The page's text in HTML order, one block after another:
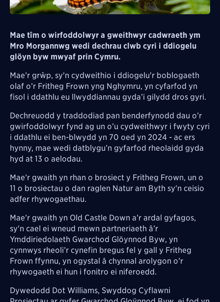
Mae tîm o wirfoddolwyr a gweithwyr cadwraeth ym
Mro Morgannwg wedi dechrau clwb cyri i ddiogelu
glöyn byw mwyaf prin Cymru.
Mae’r grŵp, sy'n cydweithio i ddiogelu'r boblogaeth
olaf o’r Fritheg Frown yng Nghymru, yn cyfarfod yn
fisol i ddathlu eu llwyddiannau gyda’i gilydd dros gyri.
Dechreuodd y traddodiad pan benderfynodd dau o’r
gwirfoddolwyr fynd ag un o’u cydweithwyr i fwyty cyri
i ddathlu ei ben-blwydd yn 70 oed yn 2024 - ac ers
hynny, mae wedi datblygu’n gyfarfod rheolaidd gyda
hyd at 13 o aelodau.
Mae’r gwaith yn rhan o brosiect y Fritheg Frown, un o
11 o brosiectau o dan raglen Natur am Byth sy'n ceisio
adfer rhywogaethau.
Mae’r gwaith yn Old Castle Down a’r ardal gyfagos,
sy'n cael ei wneud mewn partneriaeth â’r
Ymddiriedolaeth Gwarchod Glöynnod Byw, yn
cynnwys rheoli’r cynefin bregus fel y gall y Fritheg
Frown ffynnu, yn ogystal â chynnal arolygon o’r
rhywogaeth ei hun i fonitro ei niferoedd.
Dywedodd Dot Williams, Swyddog Cyflawni